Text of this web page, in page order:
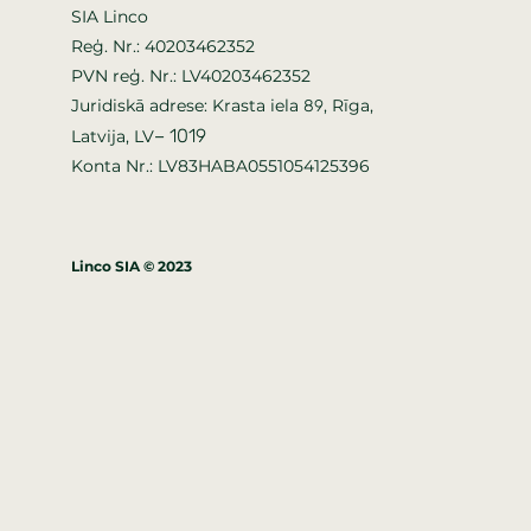
SIA Linco
Reģ. Nr.: 40203462352
PVN reģ. Nr.: LV40203462352
Juridiskā adrese: Krasta iela89, Rīga,
Latvija, LV– 1019
Konta Nr.: LV83HABA0551054125396
Linco SIA © 2023